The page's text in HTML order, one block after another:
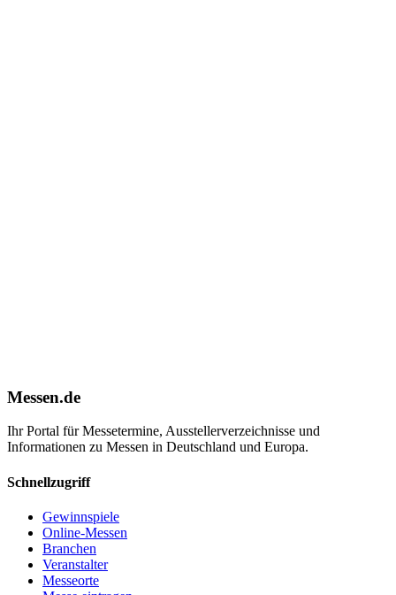
Messen.de
Ihr Portal für Messetermine, Ausstellerverzeichnisse und
Informationen zu Messen in Deutschland und Europa.
Schnellzugriff
Gewinnspiele
Online-Messen
Branchen
Veranstalter
Messeorte